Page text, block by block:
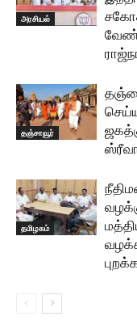
அரசியல்
தஞ்சாவூர்
தமிழகம்